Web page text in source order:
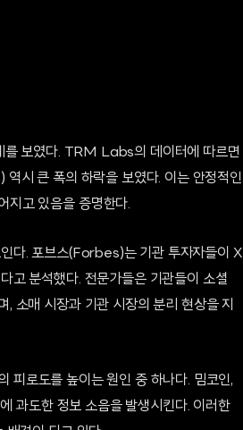
를 보였다. TRM Labs의 데이터에 따르면
시 큰 폭의 하락을 보였다. 이는 안정적인
지고 있음을 증명한다.
다. 포브스(Forbes)는 기관 투자자들이 X
고 분석했다. 전문가들은 기관들이 소셜
소매 시장과 기관 시장의 분리 현상을 지
로도를 높이는 원인 중 하나다. 밈코인,
과도한 정보 소음을 발생시킨다. 이러한